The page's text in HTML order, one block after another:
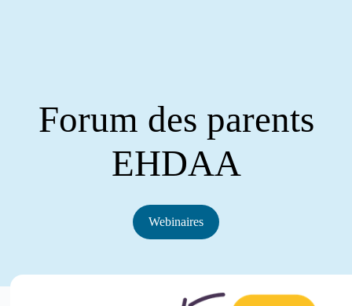
Forum des parents
EHDAA
Webinaires